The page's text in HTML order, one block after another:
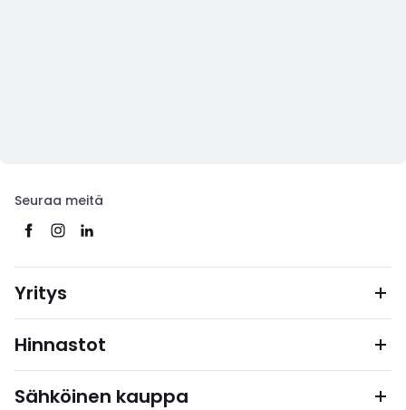
Seuraa meitä
Yritys
Hinnastot
Sähköinen kauppa